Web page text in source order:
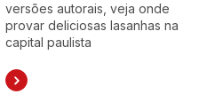
versões autorais, veja onde
provar deliciosas lasanhas na
capital paulista